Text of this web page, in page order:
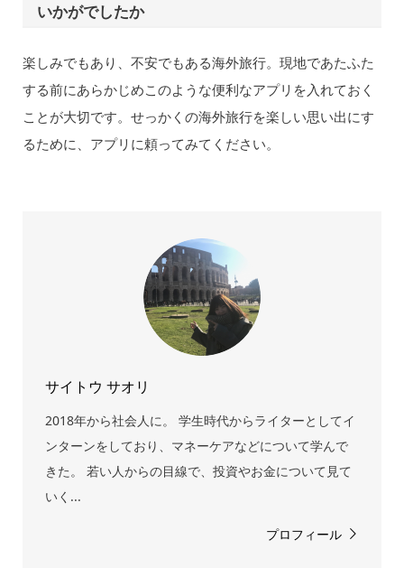
いかがでしたか
楽しみでもあり、不安でもある海外旅行。現地であたふた
する前にあらかじめこのような便利なアプリを入れておく
ことが大切です。せっかくの海外旅行を楽しい思い出にす
るために、アプリに頼ってみてください。
サイトウ サオリ
2018年から社会人に。 学生時代からライターとしてイ
ンターンをしており、マネーケアなどについて学んで
きた。 若い人からの目線で、投資やお金について見て
いく...
プロフィール